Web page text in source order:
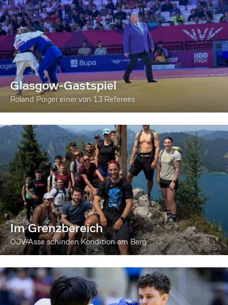
Glasgow-Gastspiel
Roland Poiger einer von 13 Referees
Im Grenzbereich
ÖJV-Asse schinden Kondition am Berg